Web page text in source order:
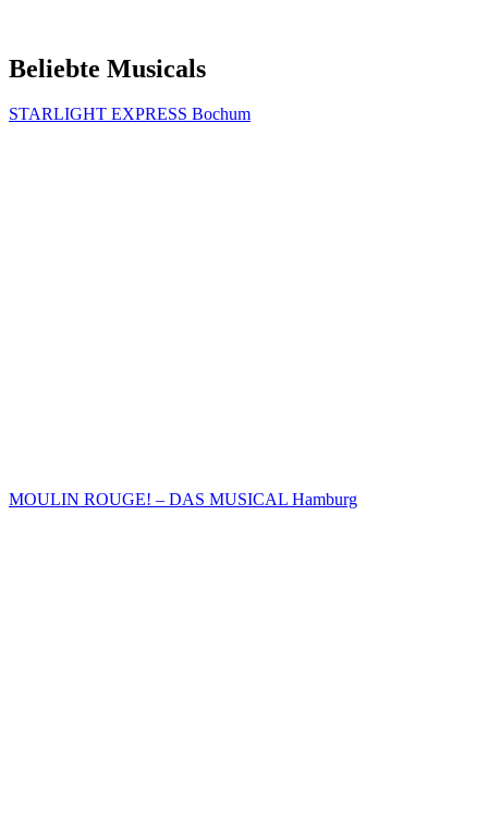
Beliebte Musicals
STARLIGHT EXPRESS Bochum
MOULIN ROUGE! – DAS MUSICAL Hamburg